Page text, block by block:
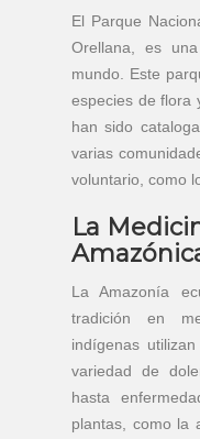
El Parque
Orellana, es
mundo. Este
especies de flora
han sido
varias
voluntario, como
La
La Amazonía
tradición en
indígenas
variedad de
hasta
plantas, como la